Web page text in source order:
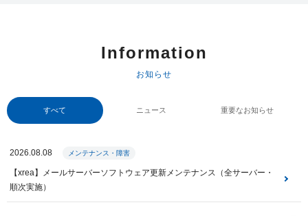
Information
お知らせ
すべて ニュース 重要なお知らせ
2026.08.08 メンテナンス・障害
【xrea】メールサーバーソフトウェア更新メンテナンス（全サーバー・
順次実施）